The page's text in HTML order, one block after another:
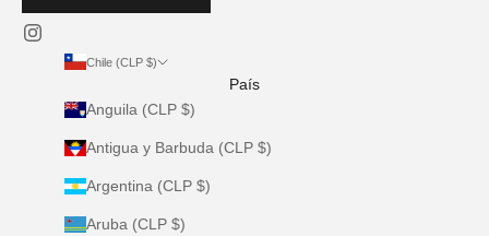
Chile (CLP $)
País
Anguila (CLP $)
Antigua y Barbuda (CLP $)
Argentina (CLP $)
Aruba (CLP $)